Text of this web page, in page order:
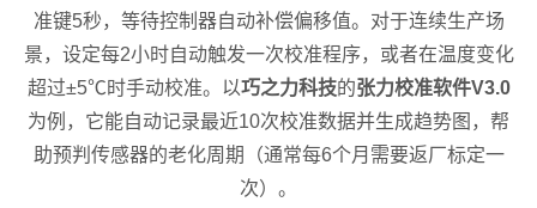
准键5秒，等待控制器自动补偿偏移值。对于连续生产场
景，设定每2小时自动触发一次校准程序，或者在温度变化
超过±5℃时手动校准。以巧之力科技的张力校准软件V3.0
为例，它能自动记录最近10次校准数据并生成趋势图，帮
助预判传感器的老化周期（通常每6个月需要返厂标定一
次）。